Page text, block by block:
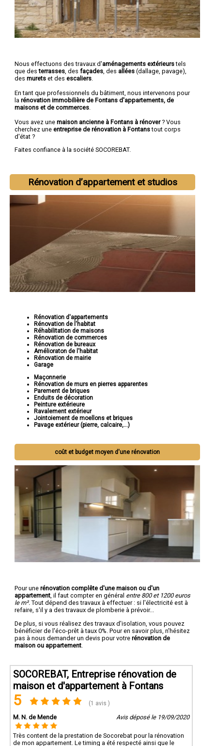
Nous effectuons des travaux d'aménagements extérieurstels
que desterrasses , des façades , des allées (dallage, pavage),
des murets et des escaliers
En tant que professionnels du bâtiment, nous intervenons pour
la rénovation immobilière de Fontans d'appartements, de
maisons et de commerces
Vous avez une maison ancienne à Fontans à rénover? Vous
cherchez une entreprise de rénovation à Fontanstout corps
d'état ?
Faites confiance à la société SOCOREBAT.
Rénovation d’appartement et studios
Rénovation d'appartements
Rénovation de l'habitat
Réhabilitation de maisons
Rénovation de commerces
Rénovation de bureaux
Amélioraton de l'habitat
Rénovation de mairie
Garage
Maçonnerie
Rénovation de murs en pierres apparentes
Parement de briques
Enduits de décoration
Peinture extérieure
Ravalement extérieur
Jointoiement de moellons et briques
Pavage extérieur (pierre, calcaire,...)
coût et budget moyen d'une rénovation
Pour une rénovation complête d'une maison ou d'un
appartement , il faut compter en général entre 800 et 1200 euros
le m². Tout dépend des travaux à effectuer : si l'électricité est à
refaire, s'il y a des travaux de plomberie à prévoir...
De plus, si vous réalisez des travaux d'isolation, vous pouvez
bénéficier de l'éco-prêt à taux 0%. Pour en savoir plus, n'hésitez
pas à nous demander un devis pour votre rénovation de
maison ou appartement
SOCOREBAT, Entreprise rénovation de
maison et d'appartement à Fontans
5 (1 avis )
M. N. de Mende Avis déposé le 19/09/2020
Très content de la prestation de Socorebat pour la rénovation
de mon appartement. Le timing a été respecté ainsi que le